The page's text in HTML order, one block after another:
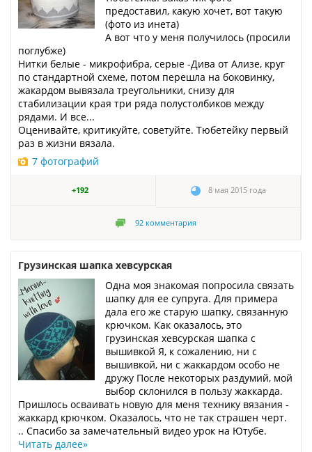
предоставил, какую хочет, вот такую
(фото из инета)
А вот что у меня получилось (просили
поглубже)
Нитки белые - микрофибра, серые -Дива от Ализе, круг
по стандартной схеме, потом перешла на боковинку,
жакардом вывязала треугольники, снизу для
стабилизации края три ряда полустолбиков между
рядами. И все...
Оценивайте, критикуйте, советуйте. Тюбетейку первый
раз в жизни вязала.
7 фотографий
+192 8 мая 2015 года
92 комментария
Грузинская шапка хевсурская
Одна моя знакомая попросила связать
шапку для ее супруга. Для примера
дала его же старую шапку, связанную
крючком. Как оказалось, это
грузинская хевсурская шапка с
вышивкой Я, к сожалению, ни с
вышивкой, ни с жаккардом особо не
дружу После некоторых раздумий, мой
выбор склонился в пользу жаккарда.
Пришлось осваивать новую для меня технику вязания -
жаккард крючком. Оказалось, что не так страшен черт.
.. Спасибо за замечательный видео урок на Ютубе.
Читать далее»